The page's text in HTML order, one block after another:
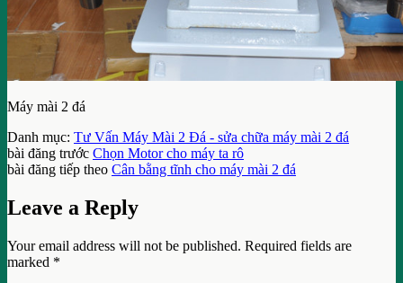
Máy mài 2 đá
Danh mục: Tư Vấn Máy Mài 2 Đá - sửa chữa máy mài 2 đá
bài đăng trước Chọn Motor cho máy ta rô
bài đăng tiếp theo Cân bằng tĩnh cho máy mài 2 đá
Leave a Reply
Your email address will not be published. Required fields are
marked *